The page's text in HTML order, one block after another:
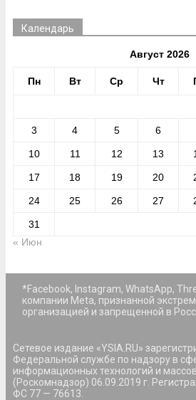
Календарь
Август 2026
Пн Вт Ср Чт
3 4 5 6
10 11 12 13
17 18 19 20
24 25 26 27
31
« Июн
*Facebook, Instagram, WhatsApp,
компании Meta, признанной
организацией и запрещенной в
Сетевое издание «YSIA.RU»
Федеральной службе по надзору в
информационных технологий и
(Роскомнадзор) 06.09.2019 г.
ФС 77 — 76613.